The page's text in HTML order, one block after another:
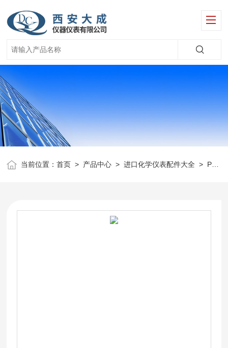
当前位置：首页 > 产品中心 >进口化学仪表配件大全 > Polymetron仪表配件